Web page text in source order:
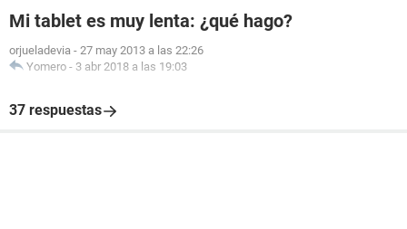
Mi tablet es muy lenta: ¿qué hago?
orjueladevia - 27 may 2013 a las 22:26
Yomero - 3 abr 2018 a las 19:03
37 respuestas